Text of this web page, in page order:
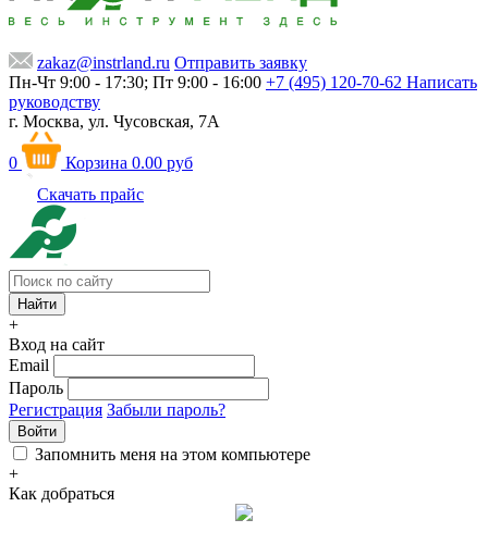
zakaz@instrland.ru Отправить заявку
Пн-Чт 9:00 - 17:30; Пт 9:00 - 16:00 +7 (495) 120-70-62 Написать
руководству
г. Москва, ул. Чусовская, 7А
0 Корзина 0.00 руб
Скачать прайс
+
Вход на сайт
Email
Пароль
Регистрация Забыли пароль?
Войти
Запомнить меня на этом компьютере
+
Как добраться